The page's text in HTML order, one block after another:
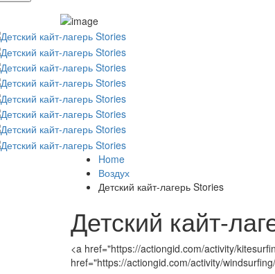
Home
Воздух
Детский кайт-лагерь Stories
Детский кайт-
<a href="https://actiongid.com/activity/
href="https://actiongid.com/activity/